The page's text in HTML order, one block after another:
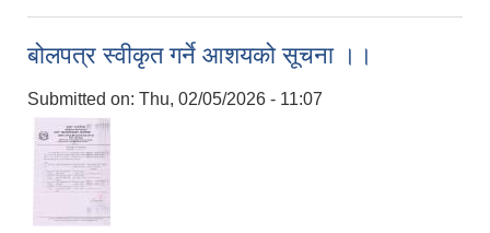
बोलपत्र स्वीकृत गर्ने आशयको सूचना ।।
Submitted on: Thu, 02/05/2026 - 11:07